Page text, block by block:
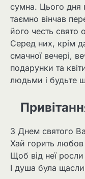
сумна. Цього дня
таємно вінчав
його честь свято
Серед них, крім
смачної вечері,
подарунки та
людьми і будьте
З Днем святого
Хай горить
Щоб від неї
І душа була